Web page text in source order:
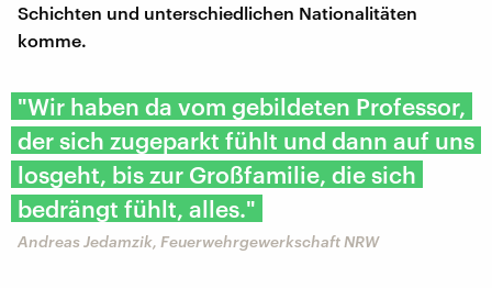
Schichten und unterschiedlichen Nationalitäten
komme.
"Wir haben da vom gebildeten Professor,
der sich zugeparkt fühlt und dann auf uns
losgeht, bis zur Großfamilie, die sich
bedrängt fühlt, alles."
Andreas Jedamzik, Feuerwehrgewerkschaft NRW